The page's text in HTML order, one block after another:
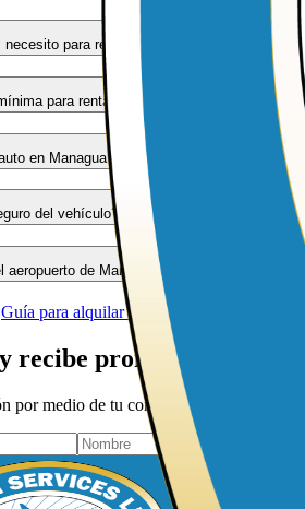
para rentar un auto en Managua?
para rentar un auto en Nicaragua?
en Managua solo con efectivo?
del vehículo?
aeropuerto de Managua?
Guía para alquilar autos en Managua
recibe promociones
por medio de tu correo electrónico y